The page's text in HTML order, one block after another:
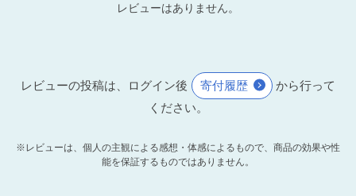
レビューはありません。
レビューの投稿は、ログイン後 寄付履歴
から行って
ください。
※レビューは、個人の主観による感想・体感によるもので、商品の効果や性
能を保証するものではありません。